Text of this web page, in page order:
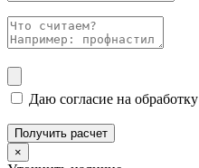
Даю согласие на обработку
Получить расчет
×